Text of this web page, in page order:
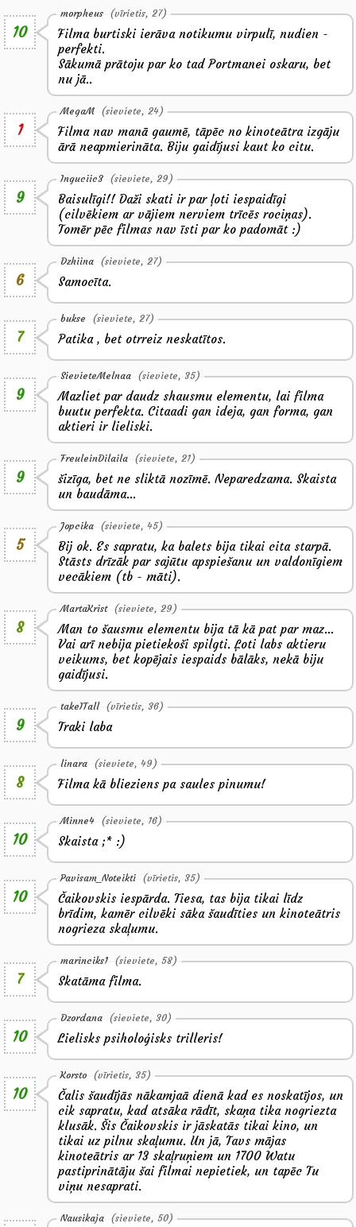
10
morpheus (vīrietis, 27)
Filma burtiski ierāva notikumu virpulī, nudien -
perfekti.
Sākumā prātoju par ko tad Portmanei oskaru, bet
nu jā..
1
MegaM (sieviete, 24)
Filma nav manā gaumē, tāpēc no kinoteātra izgāju
ārā neapmierināta. Biju gaidījusi kaut ko citu.
9
Inguciic3 (sieviete, 29)
Baisulīgi!! Daži skati ir par ļoti iespaidīgi
(cilvēkiem ar vājiem nerviem trīcēs rociņas).
Tomēr pēc filmas nav īsti par ko padomāt :)
6
Dzhiina (sieviete, 27)
Samocīta.
7
bukse (sieviete, 27)
Patika , bet otrreiz neskatītos.
9
SievieteMelnaa (sieviete, 35)
Mazliet par daudz shausmu elementu, lai filma
buutu perfekta. Citaadi gan ideja, gan forma, gan
aktieri ir lieliski.
9
FreuleinDilaila (sieviete, 21)
šizīga, bet ne sliktā nozīmē. Neparedzama. Skaista
un baudāma...
5
Jopcika (sieviete, 45)
Bij ok. Es sapratu, ka balets bija tikai cita starpā.
Stāsts drīzāk par sajūtu apspiešanu un valdonīgiem
vecākiem (tb - māti).
8
MartaKrist (sieviete, 29)
Man to šausmu elementu bija tā kā pat par maz...
Vai arī nebija pietiekoši spilgti. Ļoti labs aktieru
veikums, bet kopējais iespaids bālāks, nekā biju
gaidījusi.
9
takeITall (vīrietis, 36)
Traki laba
8
linara (sieviete, 49)
Filma kā blieziens pa saules pinumu!
10
Minne4 (sieviete, 16)
Skaista ;* :)
10
Pavisam_Noteikti (vīrietis, 35)
Čaikovskis iespārda. Tiesa, tas bija tikai līdz
brīdim, kamēr cilvēki sāka šaudīties un kinoteātris
nogrieza skaļumu.
7
marinciks1 (sieviete, 58)
Skatāma filma.
10
Dzordana (sieviete, 30)
Lielisks psiholoģisks trilleris!
10
Korsto (vīrietis, 35)
Čalis šaudījās nākamjaā dienā kad es noskatījos, un
cik sapratu, kad atsāka rādīt, skaņa tika nogriezta
klusāk. Šis Čaikovskis ir jāskatās tikai kino, un
tikai uz pilnu skaļumu. Un jā, Tavs mājas
kinoteātris ar 13 skaļruņiem un 1700 Watu
pastiprinātāju šai filmai nepietiek, un tapēc Tu
viņu nesaprati.
Nausikaja (sieviete, 50)